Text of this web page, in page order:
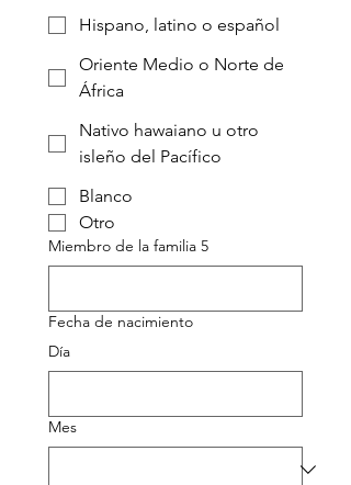
Hispano, latino o español
Oriente Medio o Norte de
África
Nativo hawaiano u otro
isleño del Pacífico
Blanco
Otro
Miembro de la familia 5
Fecha de nacimiento
Día
Mes